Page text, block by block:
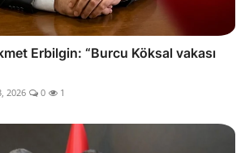
Erbilgin: “Burcu Köksal vakası
2026 0 1